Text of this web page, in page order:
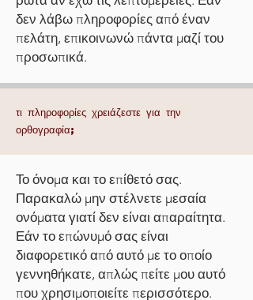
δεν λάβω πληροφορίες από έναν
πελάτη, επικοινωνώ πάντα μαζί του
προσωπικά.
τι πληροφορίες χρειάζεστε για την
ορθογραφία;
Το όνομα και το επίθετό σας.
Παρακαλώ μην στέλνετε μεσαία
ονόματα γιατί δεν είναι απαραίτητα.
Εάν το επώνυμό σας είναι
διαφορετικό από αυτό με το οποίο
γεννηθήκατε, απλώς πείτε μου αυτό
που χρησιμοποιείτε περισσότερο.